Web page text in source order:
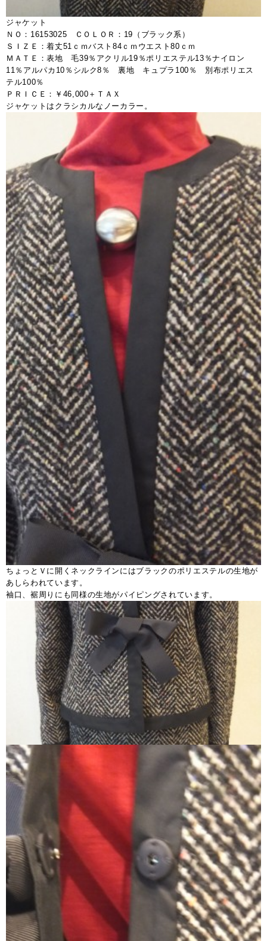
ジャケット
ＮＯ：16153025 ＣＯＬＯＲ：19（ブラック系）
ＳＩＺＥ：着丈51ｃｍバスト84ｃｍウエスト80ｃｍ
ＭＡＴＥ：表地 毛39％アクリル19％ポリエステル13％ナイロン
11％アルパカ10％シルク8％ 裏地 キュプラ100％ 別布ポリエス
テル100％
ＰＲＩＣＥ：￥46,000＋ＴＡＸ
ジャケットはクラシカルなノーカラー。
ちょっとＶに開くネックラインにはブラックのポリエステルの生地が
あしらわれています。
袖口、裾周りにも同様の生地がパイピングされています。